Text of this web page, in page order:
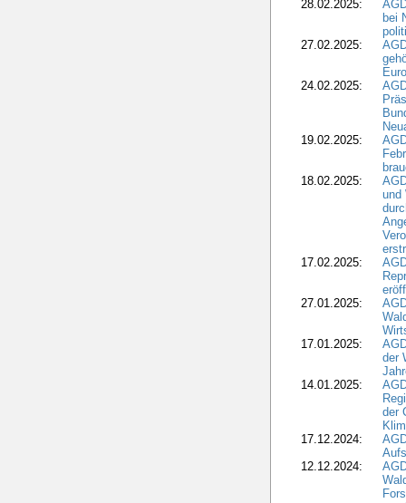
28.02.2025:
bei
27.02.2025:
24.02.2025:
19.02.2025:
18.02.2025:
und
17.02.2025:
27.01.2025:
17.01.2025:
der
14.01.2025:
der
17.12.2024:
12.12.2024: